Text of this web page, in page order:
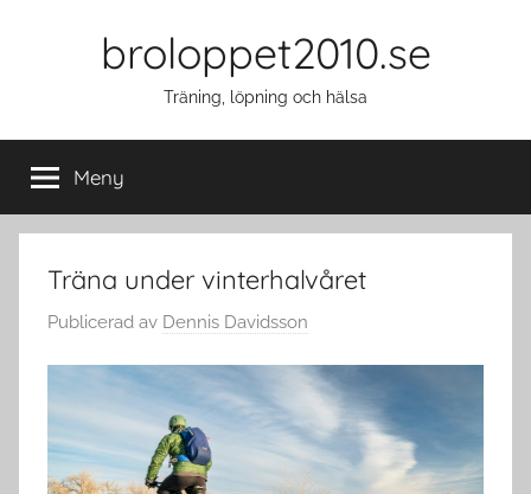
broloppet2010.se
Träning, löpning och hälsa
Meny
Träna under vinterhalvåret
Publicerad av Dennis Davidsson